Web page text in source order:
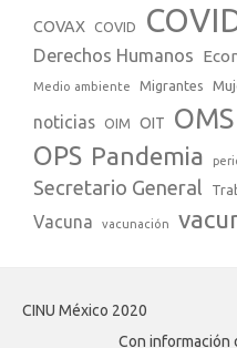
COVAX COVID
Derechos Humanos
Medio ambiente Migrantes
noticias OIM OIT OMS
OPS Pandemia
Secretario General
Vacuna vacunación
CINU México 2020
Con información